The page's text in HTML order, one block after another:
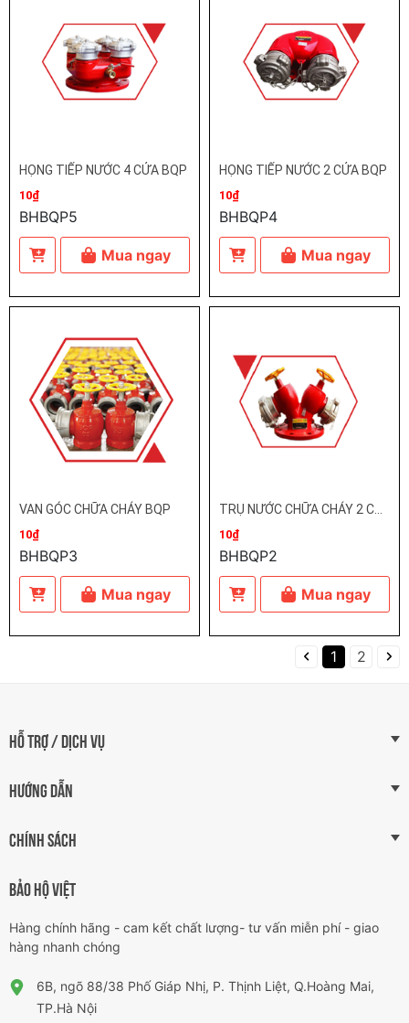
HỌNG TIẾP NƯỚC 4 CỬA BQP
10₫
BHBQP5
Mua ngay
HỌNG TIẾP NƯỚC 2 CỬA BQP
10₫
BHBQP4
Mua ngay
VAN GÓC CHỮA CHÁY BQP
10₫
BHBQP3
Mua ngay
10₫
BHBQP2
Mua ngay
1 2
HỖ TRỢ / DỊCH VỤ
HƯỚNG DẪN
CHÍNH SÁCH
BẢO HỘ VIỆT
Hàng chính hãng - cam kết chất lượng- tư vấn miễn phí - giao
hàng nhanh chóng
6B, ngõ 88/38 Phố Giáp Nhị, P. Thịnh Liệt, Q.Hoàng Mai,
TP.Hà Nội